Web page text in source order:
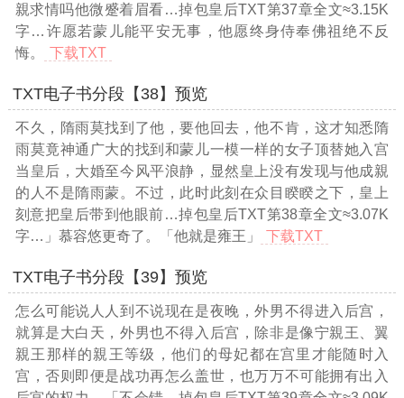
親求情吗他微蹙着眉看…掉包皇后TXT第37章全文≈3.15K
字… 许愿若蒙儿能平安无事，他愿终身侍奉佛祖绝不反
悔。
下载TXT
TXT电子书分段【38】预览
不久，隋雨莫找到了他，要他回去，他不肯，这才知悉隋
雨莫竟神通广大的找到和蒙儿一模一样的女子顶替她入宫
当皇后，大婚至今风平浪静，显然皇上没有发现与他成親
的人不是隋雨蒙。不过，此时此刻在众目睽睽之下，皇上
刻意把皇后带到他眼前…掉包皇后TXT第38章全文≈3.07K
字… 」慕容悠更奇了。「他就是雍王」 下载TXT
TXT电子书分段【39】预览
怎么可能说人人到不说现在是夜晚，外男不得进入后宫，
就算是大白天，外男也不得入后宫，除非是像宁親王、翼
親王那样的親王等级，他们的母妃都在宫里才能随时入
宫，否则即便是战功再怎么盖世，也万万不可能拥有出入